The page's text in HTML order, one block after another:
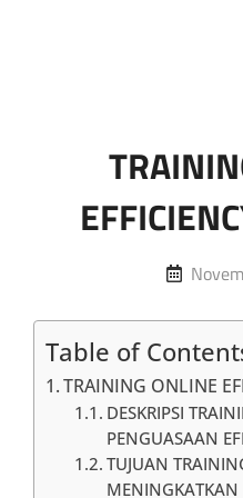
Posted
Table of
TRAINING ONLINE
DESKRIPSI
PENGUASAAN
TUJUAN
MENINGKATKAN